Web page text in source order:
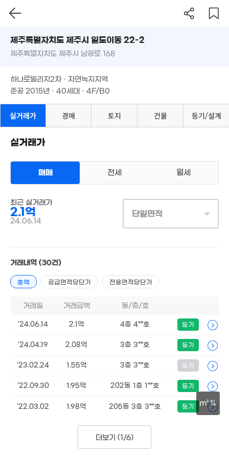
월 50만
66m²
2.05억
74m²
전용53m²
1.73억
월 42만
2.4억
106m²
억
09
필터 매물 탐색
제주도 제주시 일도이동 22-2
준공 2015년 · 40세대 · 4F/B0
m²
제주특별자치도 제주시 일도이동 22-2
제주특별자치도 제주시 남광로 168
하나로빌리지2차 · 자연녹지지역
준공 2015년 · 40세대 · 4F/B0
실거래가 경매 토지 건물 등기/설계
실거래가
매매 전세 월세
최근 실거래가
2.1억
24.06.14
단일면적
거래내역 (30건)
총액 공급면적당단가 전용면적당단가
거래일 거래금액 동/층/호
'24.06.14 2.1억 4층 4**호 등기
'24.04.19 2.08억 3층 3**호 등기
'23.02.24 1.55억 3층 3**호 등기
'22.09.30 1.95억 202동 1층 1**호 등기
'22.03.02 1.98억 205동 3층 3**호 등기
더보기 (1/6)